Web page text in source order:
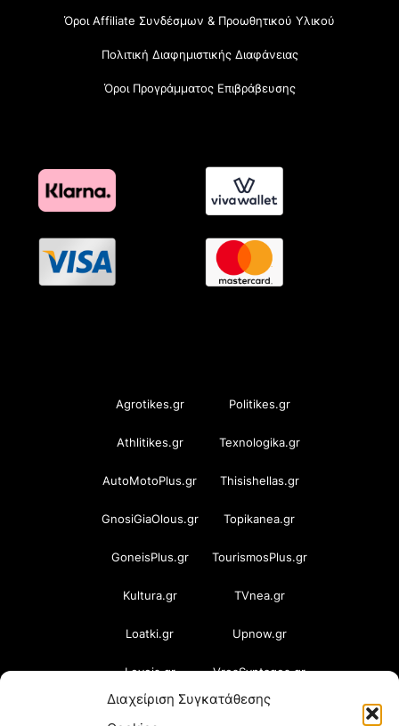
Διαχείριση Συγκατάθεσης
Όροι Affiliate Συνδέσμων & Προωθητικού Υλικού
Πολιτική Διαφημιστικής Διαφάνειας
Όροι Προγράμματος Επιβράβευσης
Agrotikes.gr Politikes.gr
Athlitikes.gr Texnologika.gr
AutoMotoPlus.gr Thisishellas.gr
GnosiGiaOlous.gr Topikanea.gr
GoneisPlus.gr TourismosPlus.gr
Kultura.gr TVnea.gr
Loatki.gr Upnow.gr
Loveis.gr VresSyntages.gr
ModernaGynaika.gr Xristianika.gr